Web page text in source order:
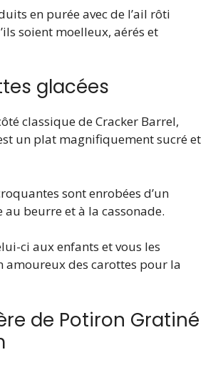
en purée avec de l’ail rôti
soient moelleux, aérés et
glacées
classique de Cracker Barrel,
un plat magnifiquement sucré et
sont enrobées d’un
au beurre et à la cassonade.
ci aux enfants et vous les
amoureux des carottes pour la
de Potiron Gratiné